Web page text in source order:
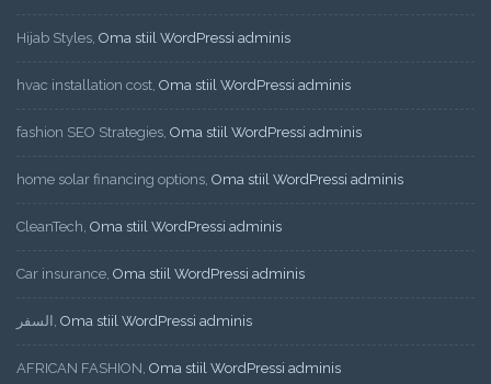
Hijab Styles, Oma stiil WordPressi adminis
hvac installation cost, Oma stiil WordPressi adminis
fashion SEO Strategies, Oma stiil WordPressi adminis
home solar financing options, Oma stiil WordPressi adminis
CleanTech, Oma stiil WordPressi adminis
Car insurance, Oma stiil WordPressi adminis
السفر , Oma stiil WordPressi adminis
AFRICAN FASHION, Oma stiil WordPressi adminis